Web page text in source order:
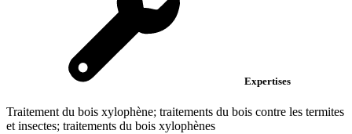
Expertises
Traitement du bois xylophène; traitements du bois contre les termites
et insectes; traitements du bois xylophènes